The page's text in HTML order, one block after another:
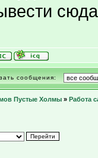
сообщения:
Пустые Холмы » Работа